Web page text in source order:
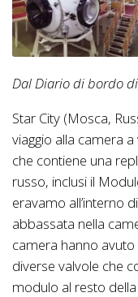
Dal Diario di bordo
Star City (Mosca,
viaggio alla camera
che contiene una
russo, inclusi il
eravamo all’interno
abbassata nella
camera hanno
diverse valvole che
modulo al resto